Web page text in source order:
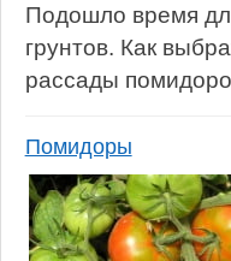
Подошло время
грунтов. Как
рассады
Помидоры